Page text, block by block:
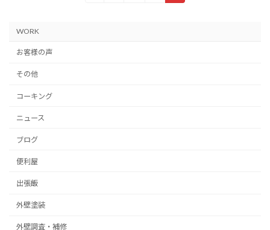
の
ペ
ー
ジ
送
り
定
WORK
お客様の声
その他
コーキング
ニュース
ブログ
便利屋
出張飯
外壁塗装
外壁調査・補修